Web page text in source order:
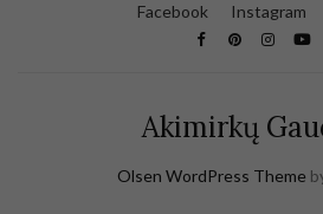
Facebook Instagram
Akimirkų
Olsen WordPress Theme